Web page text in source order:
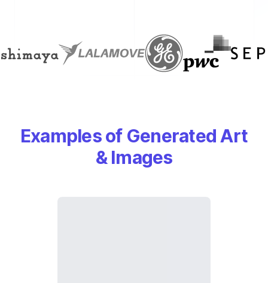
Examples of Generated Art
& Images